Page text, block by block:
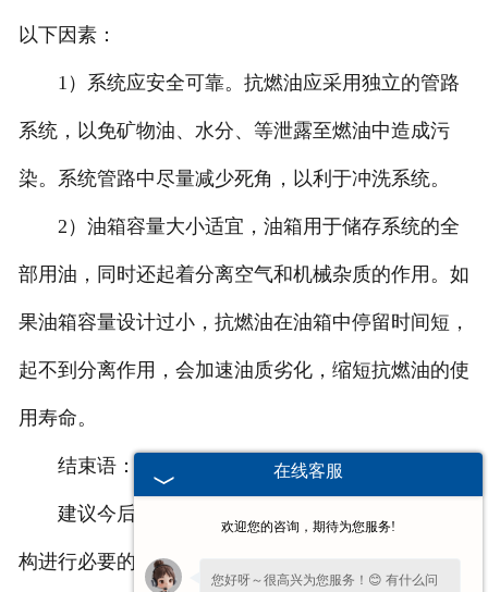
以下因素：
1）系统应安全可靠。抗燃油应采用独立的管路
系统，以免矿物油、水分、等泄露至燃油中造成污
染。系统管路中尽量减少死角，以利于冲洗系统。
2）油箱容量大小适宜，油箱用于储存系统的全
部用油，同时还起着分离空气和机械杂质的作用。如
果油箱容量设计过小，抗燃油在油箱中停留时间短，
起不到分离作用，会加速油质劣化，缩短抗燃油的使
用寿命。
结束语：
建议今后应定期对伺服阀进行更换并送到权威机
构进行必要的检测和校验，以防止因伺服阀故障而导
在线客服
欢迎您的咨询，期待为您服务!
您好呀～很高兴为您服务！😊 有什么问